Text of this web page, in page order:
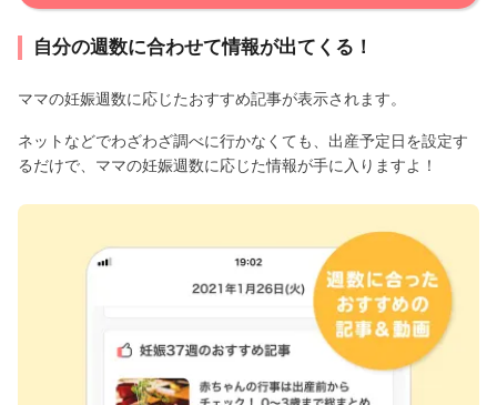
自分の週数に合わせて情報が出てくる！
ママの妊娠週数に応じたおすすめ記事が表示されます。
ネットなどでわざわざ調べに行かなくても、出産予定日を設定す
るだけで、ママの妊娠週数に応じた情報が手に入りますよ！